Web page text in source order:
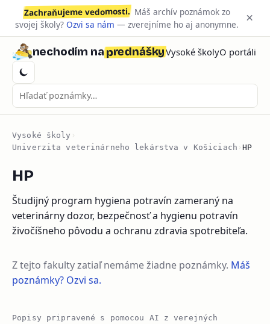
Zachraňujeme vedomosti. Máš archív poznámok zo
svojej školy? Ozvi sa nám — zverejníme ho aj anonymne. ×
nechodím naprednáškyVysoké školyO portáli
Vysoké školy ›
Univerzita veterinárneho lekárstva v Košiciach ›HP
HP
Študijný program hygiena potravín zameraný na
veterinárny dozor, bezpečnosť a hygienu potravín
živočíšneho pôvodu a ochranu zdravia spotrebiteľa.
Z tejto fakulty zatiaľ nemáme žiadne poznámky. Máš
poznámky? Ozvi sa.
Popisy pripravené s pomocou AI z verejných